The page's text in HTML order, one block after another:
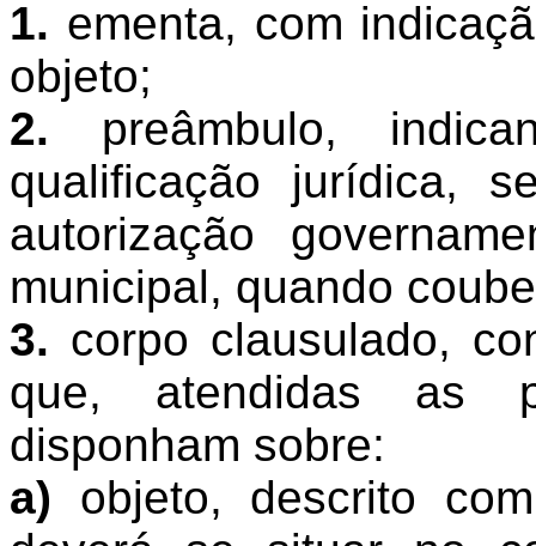
1. ementa, com
objeto;
2. preâmbulo,
qualificação jurídica,
autorização
municipal, quando
3. corpo clausulado,
que, atendidas as
disponham sobre:
a) objeto, descrito